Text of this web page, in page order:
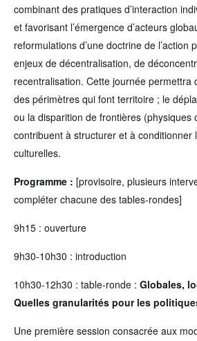
combinant des pratiques d’interaction
et favorisant l’émergence d’acteurs
reformulations d’une doctrine de l’action
enjeux de décentralisation, de
recentralisation. Cette journée permettra
des périmètres qui font territoire ; le
ou la disparition de frontières (physiques
contribuent à structurer et à conditionner
culturelles.
Programme : [provisoire, plusieurs
compléter chacune des tables-rondes]
9h15 : ouverture
9h30-10h30 : introduction
10h30-12h30 : table-ronde : Globales,
Quelles granularités pour les
Une première session consacrée aux